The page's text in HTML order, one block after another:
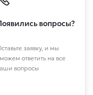
вопросы?
заявку, и мы
ответить на все
вопросы